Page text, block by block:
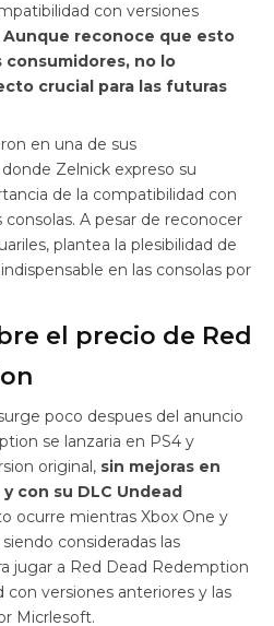
con versiones
Aunque reconoce que esto
consumidores, no lo
crucial para las futuras
en una de sus
Zelnick expreso su
de la compatibilidad con
A pesar de reconocer
plantea la plesibilidad de
en las consolas por
el precio de Red
poco despues del anuncio
se lanzaria en PS4 y
original, sin mejoras en
con su DLC Undead
ocurre mientras Xbox One y
consideradas las
jugar a Red Dead Redemption
versiones anteriores y las
Micrlesoft.